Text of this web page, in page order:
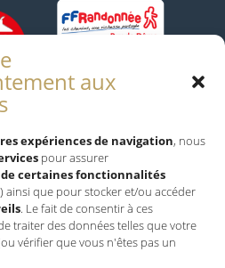
aux
expériences de navigation, nous
pour assurer
certaines fonctionnalités
que pour stocker et/ou accéder
. Le fait de consentir à ces
traiter des données telles que votre
vérifier que vous n'êtes pas un
de vente